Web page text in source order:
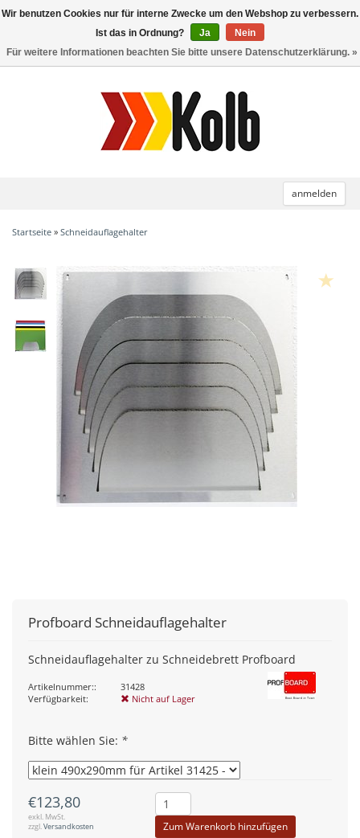
anmelden
Toggle
Startseite » Schneidauflagehalter
Profboard Schneidauflagehalter
Schneidauflagehalter zu Schneidebrett Profboard
Artikelnummer::
31428
Verfügbarkeit:
Nicht auf Lager
Bitte wählen Sie: *
€123,80
exkl. MwSt.
zzgl.Versandkosten Zum Warenkorb hinzufügen
Wir benutzen Cookies nur für interne Zwecke um den Webshop zu verbessern.
Ist das in Ordnung?
Ja
Nein
Für weitere Informationen beachten Sie bitte unsere Datenschutzerklärung. »